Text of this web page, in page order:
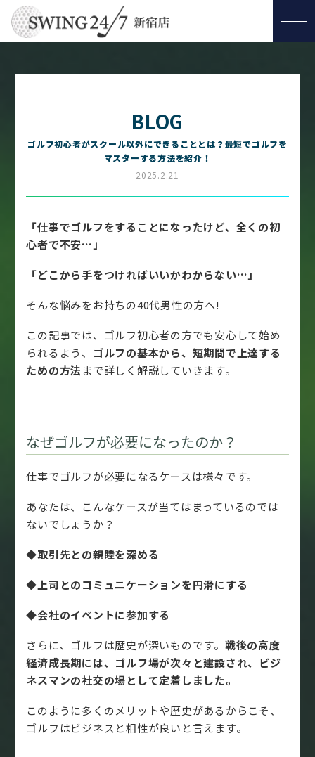
BLOG
ゴルフ初心者がスクール以外にできることとは？最短でゴルフを
マスターする方法を紹介！
2025.2.21
「仕事でゴルフをすることになったけど、全くの初
心者で不安…」
「どこから手をつければいいかわからない…」
そんな悩みをお持ちの40代男性の方へ!
この記事では、ゴルフ初心者の方でも安心して始め
られるよう、 ゴルフの基本から、短期間で上達する
ための方法 まで詳しく解説していきます。
なぜゴルフが必要になったのか？
仕事でゴルフが必要になるケースは様々です。
あなたは、こんなケースが当てはまっているのでは
ないでしょうか？
◆取引先との親睦を深める
◆上司とのコミュニケーションを円滑にする
◆会社のイベントに参加する
さらに、ゴルフは歴史が深いものです。 戦後の高度
経済成長期には、ゴルフ場が次々と建設され、ビジ
ネスマンの社交の場として定着しました。
このように多くのメリットや歴史があるからこそ、
ゴルフはビジネスと相性が良いと言えます。